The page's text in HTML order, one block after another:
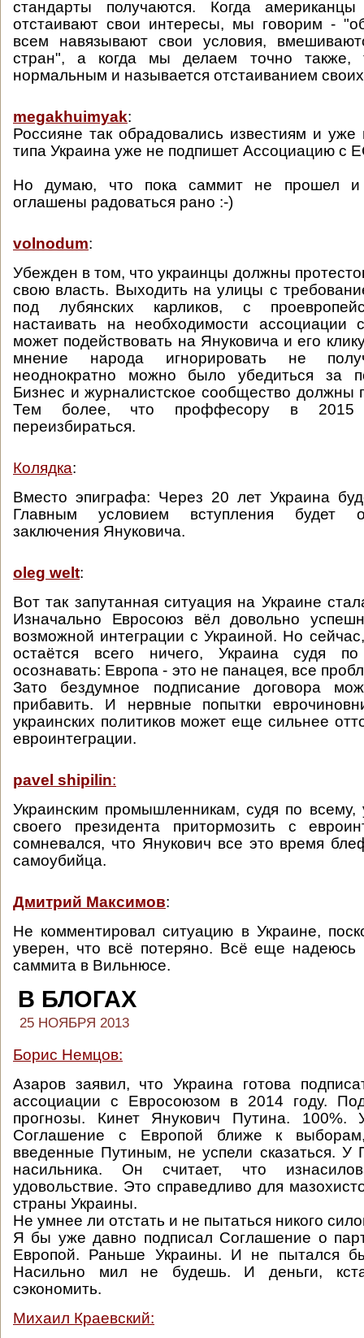
стандарты получаются. Когда
отстаивают свои интересы, мы говорим -
всем навязывают свои условия,
стран", а когда мы делаем точно также,
нормальным и называется отстаиванием
megakhuimyak:
Россияне так обрадовались известиям и
типа Украина уже не подпишет Ассоциацию с
Но думаю, что пока саммит не прошел
оглашены радоваться рано :-)
volnodum:
Убежден в том, что украинцы должны
свою власть. Выходить на улицы с
под лубянских карликов, с
настаивать на необходимости
может подействовать на Януковича и его
мнение народа игнорировать не
неоднократно можно было убедиться за
Бизнес и журналистское сообщество должны
Тем более, что проффесору в 2015
переизбираться.
Колядка:
Вместо эпиграфа: Через 20 лет Украина
Главным условием вступления будет
заключения Януковича.
oleg welt:
Вот так запутанная ситуация на Украине
Изначально Евросоюз вёл довольно
возможной интеграции с Украиной. Но
остаётся всего ничего, Украина судя
осознавать: Европа - это не панацея, все
Зато бездумное подписание договора
прибавить. И нервные попытки
украинских политиков может еще сильнее
евроинтеграции.
pavel shipilin:
Украинским промышленникам, судя по всему,
своего президента притормозить с
сомневался, что Янукович все это время
самоубийца.
Дмитрий Максимов:
Не комментировал ситуацию в Украине,
уверен, что всё потеряно. Всё еще надеюсь
саммита в Вильнюсе.
В БЛОГАХ
25 НОЯБРЯ 2013
Борис Немцов:
Азаров заявил, что Украина готова
ассоциации с Евросоюзом в 2014 году.
прогнозы. Кинет Янукович Путина. 100%.
Соглашение с Европой ближе к
введенные Путиным, не успели сказаться. У
насильника. Он считает, что
удовольствие. Это справедливо для
страны Украины.
Не умнее ли отстать и не пытаться никого
Я бы уже давно подписал Соглашение о
Европой. Раньше Украины. И не пытался
Насильно мил не будешь. И деньги,
сэкономить.
Михаил Краевский: